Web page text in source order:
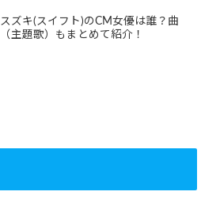
スズキ(スイフト)のCM女優は誰？曲
（主題歌）もまとめて紹介！